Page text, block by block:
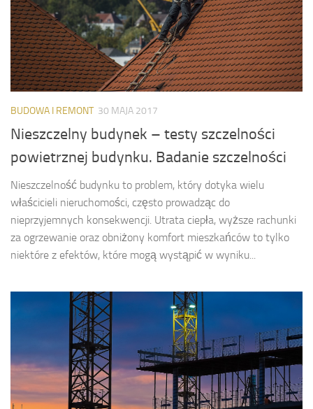
BUDOWA I REMONT 30 MAJA 2017
Nieszczelny budynek – testy szczelności
powietrznej budynku. Badanie szczelności
Nieszczelność budynku to problem, który dotyka wielu
właścicieli nieruchomości, często prowadząc do
nieprzyjemnych konsekwencji. Utrata ciepła, wyższe rachunki
za ogrzewanie oraz obniżony komfort mieszkańców to tylko
niektóre z efektów, które mogą wystąpić w wyniku...